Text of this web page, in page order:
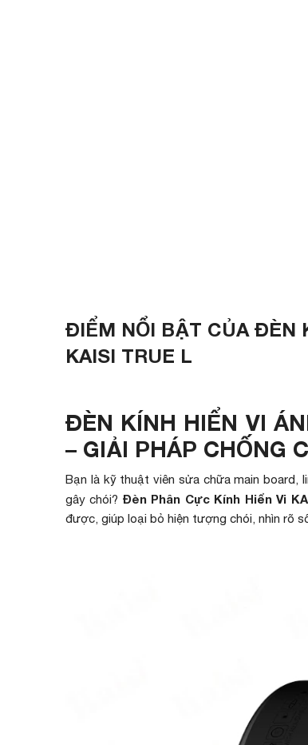
ĐIỂM NỔI BẬT CỦA ĐÈN
KAISI TRUE L
ĐÈN KÍNH HIỂN VI
– GIẢI PHÁP CHỐNG
Bạn là kỹ thuật viên sửa chữa main board,
gây chói? Đèn Phân Cực Kính Hiển Vi
được, giúp loại bỏ hiện tượng chói, nhìn rõ